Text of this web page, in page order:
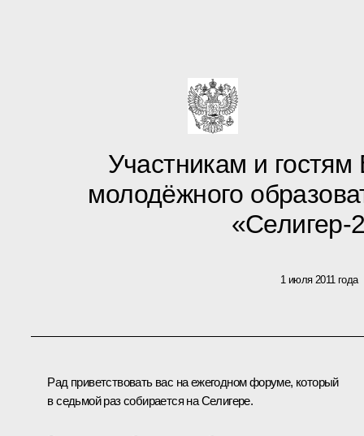
Участникам и гостям
молодёжного
«Селигер-
1 июля 2011 года
Рад приветствовать вас на ежегодном форуме, который
в седьмой раз собирается на Селигере.